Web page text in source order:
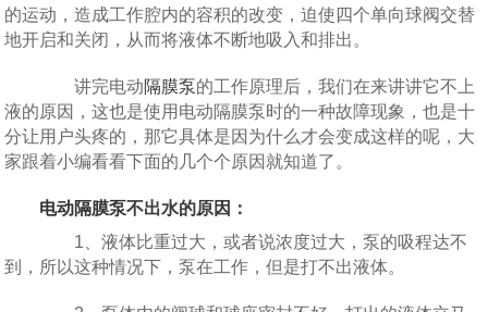
的运动，造成工作腔内的容积的改变，迫使四个单向球阀交替
地开启和关闭，从而将液体不断地吸入和排出。
讲完电动隔膜泵的工作原理后，我们在来讲讲它不上
液的原因，这也是使用电动隔膜泵时的一种故障现象，也是十
分让用户头疼的，那它具体是因为什么才会变成这样的呢，大
家跟着小编看看下面的几个个原因就知道了。
电动隔膜泵不出水的原因：
1、液体比重过大，或者说浓度过大，泵的吸程达不
到，所以这种情况下，泵在工作，但是打不出液体。